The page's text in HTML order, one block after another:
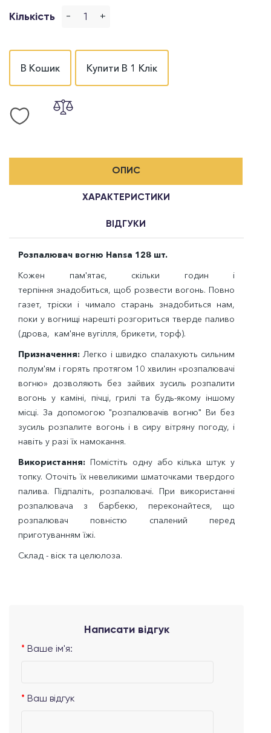
Кількість - +
В Кошик Купити В 1 Клік
ОПИС
ХАРАКТЕРИСТИКИ
ВІДГУКИ
Розпалювач вогню Hansa 128 шт.
Кожен пам'ятає, скільки годин і
терпіння знадобиться, щоб розвести вогонь. Повно
газет, тріски і чимало старань знадобиться нам,
поки у вогнищі нарешті розгориться тверде паливо
(дрова, кам'яне вугілля, брикети, торф).
Призначення:Легко і швидко спалахують сильним
полум'ям і горять протягом 10 хвилин «розпалювачі
вогню» дозволяють без зайвих зусиль розпалити
вогонь у каміні, пічці, грилі та будь-якому іншому
місці. За допомогою "розпалювачів вогню" Ви без
зусиль розпалите вогонь і в сиру вітряну погоду, і
навіть у разі їх намокання.
Використання: Помістіть одну або кілька штук у
топку. Оточіть їх невеликими шматочками твердого
палива. Підпаліть, розпалювачі. При використанні
розпалювача з барбекю, переконайтеся, що
розпалювач повністю спалений перед
приготуванням їжі.
Склад - віск та целюлоза.
Написати відгук
Ваше ім'я:
Ваш відгук